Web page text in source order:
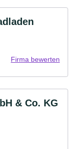
Firma bewerten
& Co. KG